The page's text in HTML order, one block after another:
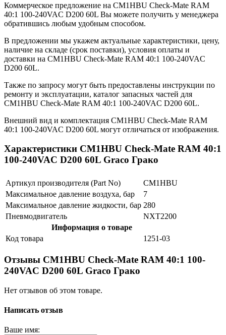
Коммерческое предложение на CM1HBU Check-Mate RAM
40:1 100-240VAC D200 60L Вы можете получить у менеджера
обратившись любым удобным способом.
В предложении мы укажем актуальные характеристики, цену,
наличие на складе (срок поставки), условия оплаты и
доставки на CM1HBU Check-Mate RAM 40:1 100-240VAC
D200 60L.
Также по запросу могут быть предоставлены инструкции по
ремонту и эксплуатации, каталог запасных частей для
CM1HBU Check-Mate RAM 40:1 100-240VAC D200 60L.
Внешний вид и комплектация CM1HBU Check-Mate RAM
40:1 100-240VAC D200 60L могут отличаться от изображения.
Характеристики CM1HBU Check-Mate RAM 40:1
100-240VAC D200 60L Graco Грако
Артикул производителя (Part No)
CM1HBU
Максимальное давление воздуха, бар
7
Максимальное давление жидкости, бар 280
Пневмодвигатель
NXT2200
Информация о товаре
Код товара
1251-03
Отзывы CM1HBU Check-Mate RAM 40:1 100-
240VAC D200 60L Graco Грако
Нет отзывов об этом товаре.
Написать отзыв
Ваше имя: